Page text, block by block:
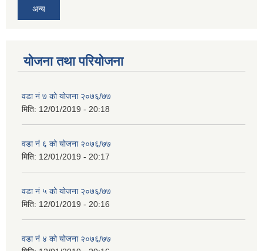
अन्य
योजना तथा परियोजना
वडा नं ७ को योजना २०७६/७७
मिति: 12/01/2019 - 20:18
वडा नं ६ को योजना २०७६/७७
मिति: 12/01/2019 - 20:17
वडा नं ५ को योजना २०७६/७७
मिति: 12/01/2019 - 20:16
वडा नं ४ को योजना २०७६/७७